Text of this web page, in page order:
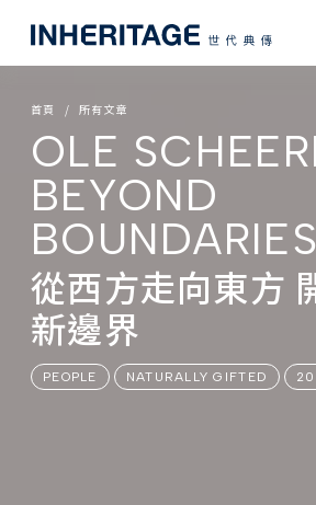
首頁 所有文章
OLE
BEYOND
BOUNDARIES
從西方走向東方
新邊界
PEOPLE NATURALLY GIFTED